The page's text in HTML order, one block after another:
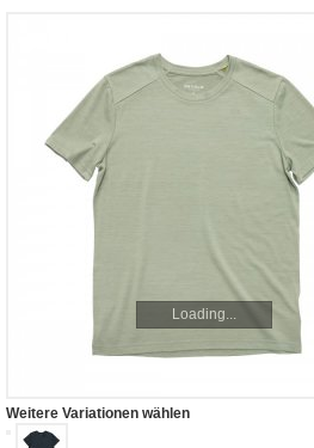
Loading...
Weitere Variationen wählen